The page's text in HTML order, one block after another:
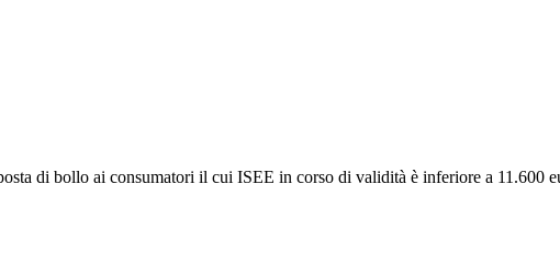
di bollo ai consumatori il cui ISEE in corso di validità è inferiore a 11.600